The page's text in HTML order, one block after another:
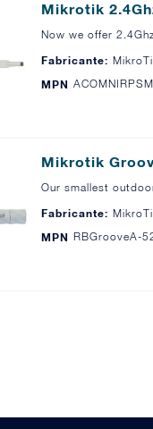
Mikrotik
Now we offer
Fabricante:
MPN
Mikrotik
Our smallest
Fabricante:
MPN RBGrooveA-